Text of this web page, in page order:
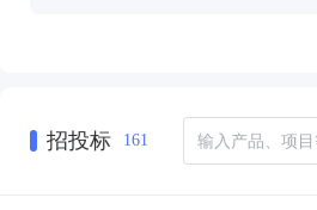
招投标 161